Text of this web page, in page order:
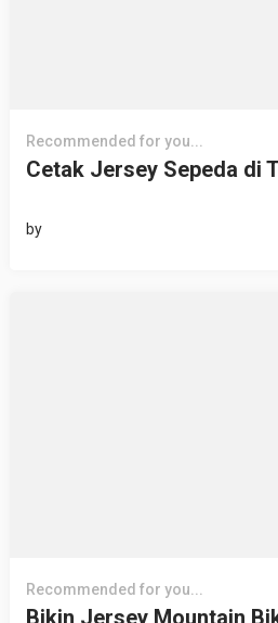
Recommended for you...
Cetak Jersey Sepeda di
by
Recommended for you...